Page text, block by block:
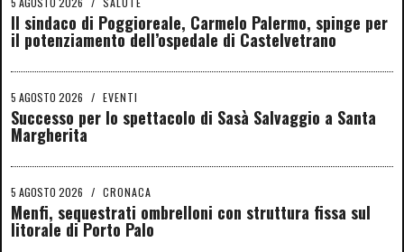
Il sindaco di Poggioreale, Carmelo Palermo, spinge per
il potenziamento dell’ospedale di Castelvetrano
5 AGOSTO 2026 / EVENTI
Successo per lo spettacolo di Sasà Salvaggio a Santa
Margherita
5 AGOSTO 2026 / CRONACA
Menfi, sequestrati ombrelloni con struttura fissa sul
litorale di Porto Palo